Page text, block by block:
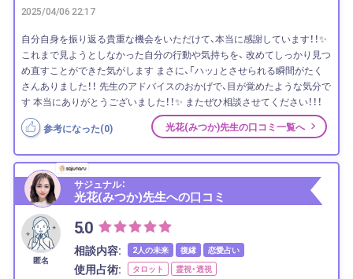
2025/04/06 22:17
自分自身を振り返る貴重な機会をいただけて、本当に感謝しています！！✨
これまで見ようとしなかった自分の行動や気持ちを、 改めてしっかり見つ
め直すことができた気がします まさに、「ハッ」とさせられる瞬間がたく
さんありました！！ 先生のアドバイスのおかげで、目が覚めたような気分で
す 本当にありがとうございました！！✨ またぜひ相談させてください！！！
参考になった(0) 光花(みつか)先生の口コミ一覧へ
サジュナル：
光花(みつか)先生への口コミ
匿名
5.0
相談内容: 2人の未来 復縁 恋愛占い
使用占術: タロット 霊視・透視